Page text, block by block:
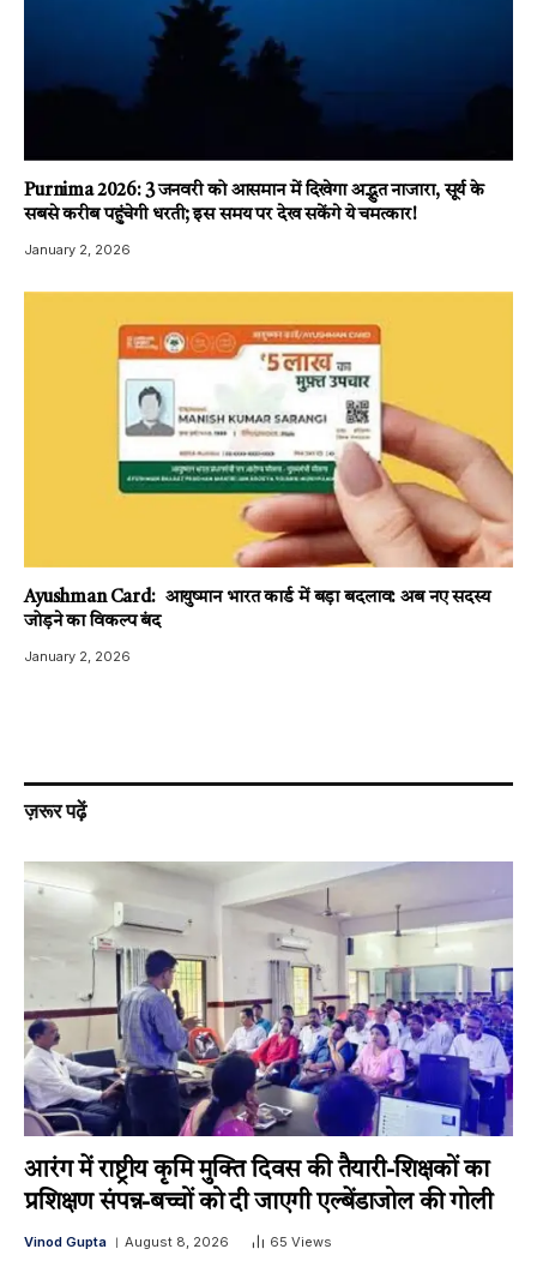
Purnima 2026: 3 जनवरी को आसमान में दिखेगा अद्भुत नाजारा, सूर्य के
सबसे करीब पहुंचेगी धरती; इस समय पर देख सकेंगे ये चमत्कार!
January 2, 2026
Ayushman Card: आयुष्मान भारत कार्ड में बड़ा बदलाव: अब नए सदस्य
जोड़ने का विकल्प बंद
January 2, 2026
ज़रूर पढ़ें
आरंग में राष्ट्रीय कृमि मुक्ति दिवस की तैयारी-शिक्षकों का
प्रशिक्षण संपन्न-बच्चों को दी जाएगी एल्बेंडाजोल की गोली
Vinod Gupta August 8, 2026 65 Views